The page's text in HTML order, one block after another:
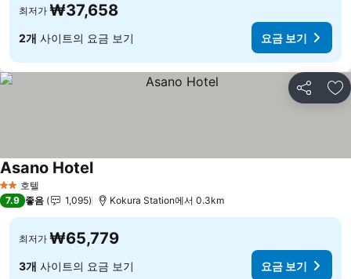
최저가 ₩37,658
2개 사이트의 요금 보기 요금 보기
공유 즐
2 성급호텔
Asano Hotel
7.9 좋음 1,095 Kokura Station에서 0.3km
최저가 ₩65,779
3개 사이트의 요금 보기 요금 보기